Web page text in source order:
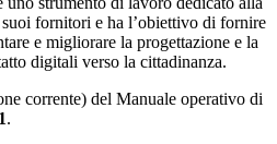
fornitori e ha l’obiettivo di fornire
e migliorare la progettazione e la
digitali verso la cittadinanza.
corrente) del Manuale operativo di
.